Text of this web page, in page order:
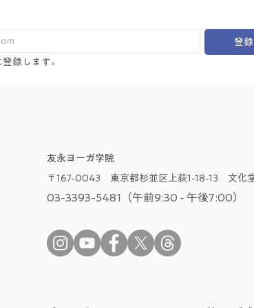
登
録します。
友永ヨーガ学院
〒167-0043 東京都杉並区上荻1-18-13 文化
03-3393-5481（午前9:30 - 午後7:00）